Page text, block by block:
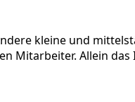
kleine und
Mitarbeiter. Allein